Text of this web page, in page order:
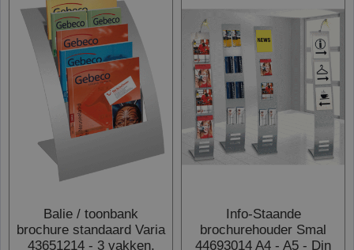
Balie / toonbank
brochure standaard Varia
43651214 - 3 vakken,
Info-Staande
brochurehouder Smal
44693014 A4 - A5 - Din